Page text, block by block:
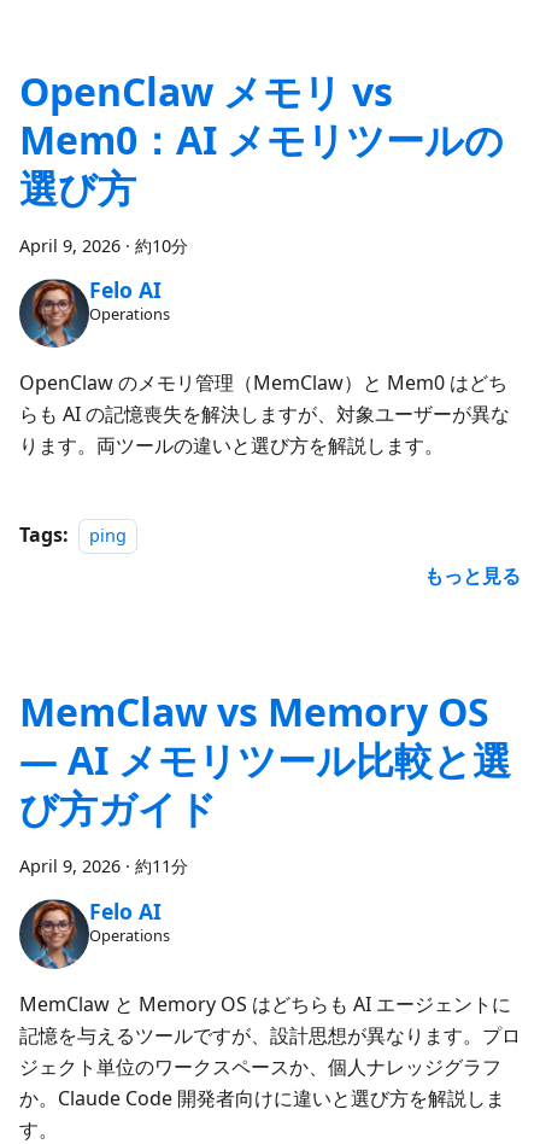
OpenClaw メモリ vs
Mem0：AI メモリツールの
選び方
April 9, 2026 · 約10分
Felo AI
Operations
OpenClaw のメモリ管理（MemClaw）と Mem0 はどち
らも AI の記憶喪失を解決しますが、対象ユーザーが異な
ります。両ツールの違いと選び方を解説します。
Tags: ping
もっと見る
MemClaw vs Memory OS
— AI メモリツール比較と選
び方ガイド
April 9, 2026 · 約11分
Felo AI
Operations
MemClaw と Memory OS はどちらも AI エージェントに
記憶を与えるツールですが、設計思想が異なります。プロ
ジェクト単位のワークスペースか、個人ナレッジグラフ
か。Claude Code 開発者向けに違いと選び方を解説しま
す。